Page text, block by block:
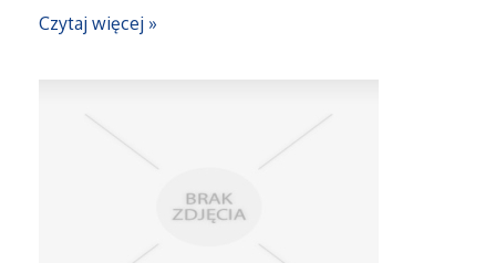
Oprogramowanie
Czytaj więcej »